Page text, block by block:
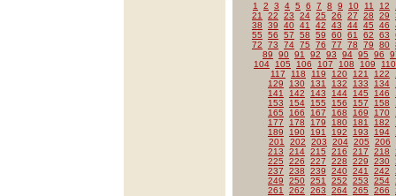
1 2 3 4 5 6 7 8 9 10 11 12
21
22 23 24 25 26 27 28 29
38
39 40 41 42 43 44 45 46
55
56 57 58 59 60 61 62 63
72
73 74 75 76 77 78 79 80
89
90 91 92 93 94 95 96
104
105 106 107 108 109
110
117
118 119 120 121 122
129
130 131 132 133 134
141
142 143 144 145 146
153
154 155 156 157 158
165
166 167 168 169 170
177
178 179 180 181 182
189
190 191 192 193 194
201
202 203 204 205
206
213
214 215 216 217 218
225
226 227 228 229 230
237
238 239 240 241 242
249
250 251 252 253 254
261
262 263 264 265 266